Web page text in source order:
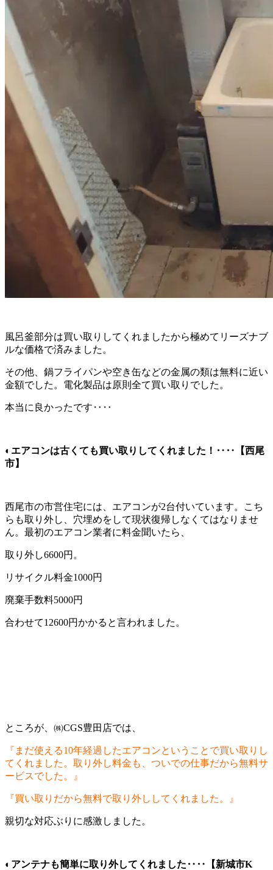
風呂釜部分は買い取りしてくれましたから極めてリーズナブ
ルな価格で済みました。
その他、鍋フライパンや空き缶などの金属の類は無料に近い
金額でした。電化製品は原則全て買い取りでした。
本当に良かったです‥‥
◐エアコンは古くても買い取りしてくれました！‥‥【西尾
市】
西尾市の市営住宅には、エアコンが2台付いています。こち
らも取り外し、穴埋めをして現状復帰しなくてはなりませ
ん。最初のエアコン業者に料金聞いたら、
取り外し6600円。
リサイクル料金1000円
廃棄手数料5000円
合わせて12600円かかると言われました。
ところが、㈱CGS豊田店では、
『まだ使える10年経過したエアコンということで買い取りし
てくれました。取り外し料金も、ついでの仕事だから無料サ
ービスでした。』
『買い取りだから無料で取り外ししてくれました。』
親切な対応ぶりに感激しました。
◐アンテナも簡単に取り外してくれました‥‥【新城市K